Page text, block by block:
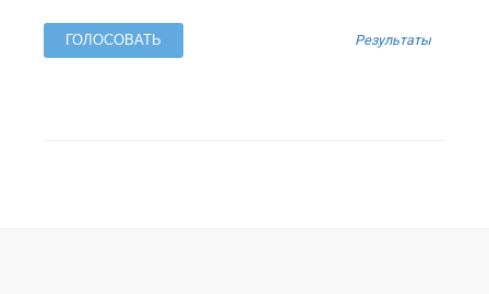
Результаты